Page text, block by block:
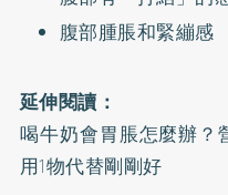
腹部腫脹和緊繃感
延伸閱讀：
喝牛奶會胃脹怎麼辦？
用1物代替剛剛好